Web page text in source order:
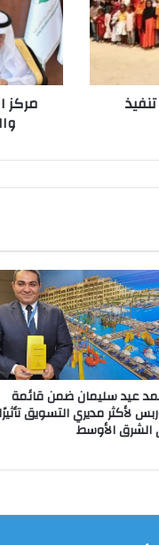
ووزارة
الخارجية
والتنمية
البريطانية
يوقعان
اتفاقيةمركز
عيد سليمان ضمن قائمة
لأكثر مديري التسويق تأثيرًا
الأوسط